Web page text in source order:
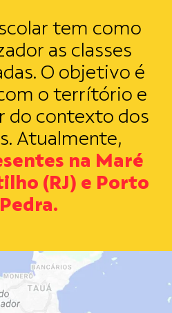
tem como
as classes
O objetivo é
o terrítório e
do contexto dos
Atualmente,
na Maré
(RJ) e Porto